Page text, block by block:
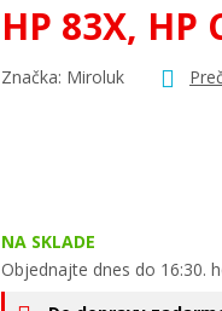
HP 83X, HP
Značka: Miroluk
NA SKLADE
Objednajte dnes do 16:30.